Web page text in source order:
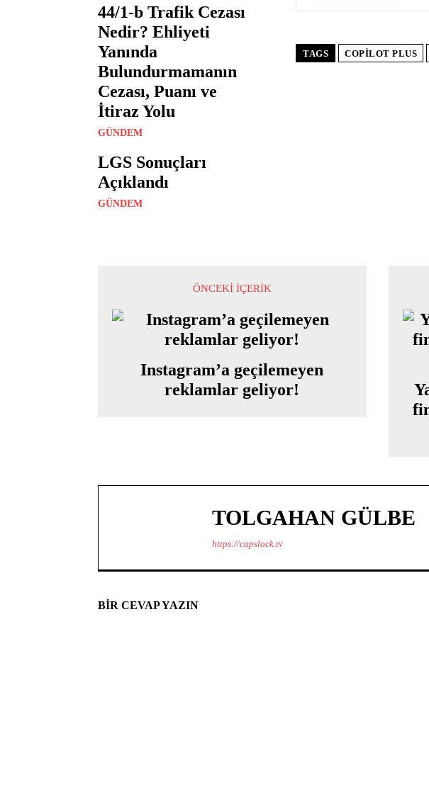
44/1-b Trafik Cezası
Nedir? Ehliyeti
Yanında
Bulundurmamanın
Cezası, Puanı ve
İtiraz Yolu
GÜNDEM
LGS Sonuçları
Açıklandı
GÜNDEM
TAGS COPILOT PLUS
ÖNCEKI İÇERIK
Instagram’a geçilemeyen
reklamlar geliyor!
TOLGAHAN GÜLBE
https://capslock.tv
BIR CEVAP YAZIN